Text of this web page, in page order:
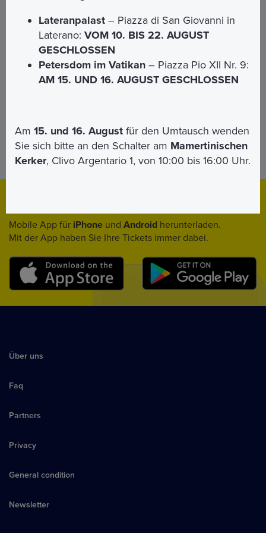
ansicht informationen)*
* Erforderliche Felder
EINSENDEN
Mobile App für iPhone und Android herunterladen.
Mit der App haben Sie Ihre Tickets immer dabei.
Über uns
Faq
Partners
Privacy
General condition
Newsletter
Lateranpalast – Piazza di San Giovanni in
Laterano:VOM 10. BIS 22. AUGUST
GESCHLOSSEN
Petersdom im Vatikan – Piazza Pio XII Nr. 9:
AM 15. UND 16. AUGUST GESCHLOSSEN
Am15. und 16. Augustfür den Umtausch wenden
Sie sich bitte an den Schalter am Mamertinischen
Kerker, Clivo Argentario 1, von 10:00 bis 16:00 Uhr.